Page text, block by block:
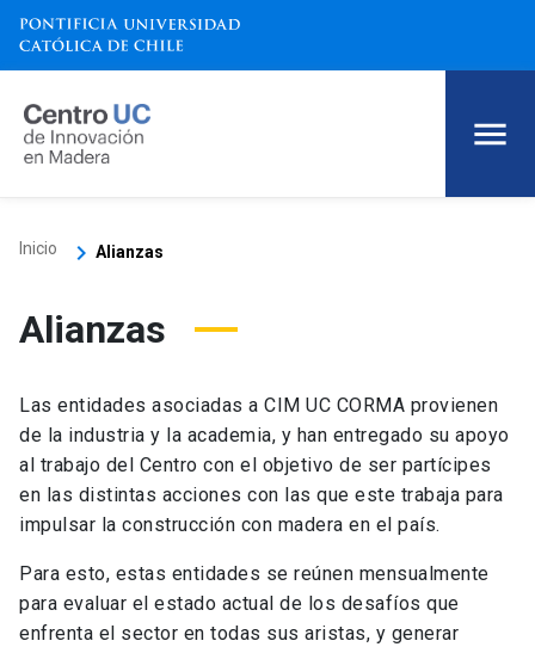
Inicio keyboard_arrow_right Alianzas
Alianzas
Las entidades asociadas a CIM UC CORMA provienen
de la industria y la academia, y han entregado su apoyo
al trabajo del Centro con el objetivo de ser partícipes
en las distintas acciones con las que este trabaja para
impulsar la construcción con madera en el país.
Para esto, estas entidades se reúnen mensualmente
para evaluar el estado actual de los desafíos que
enfrenta el sector en todas sus aristas, y generar